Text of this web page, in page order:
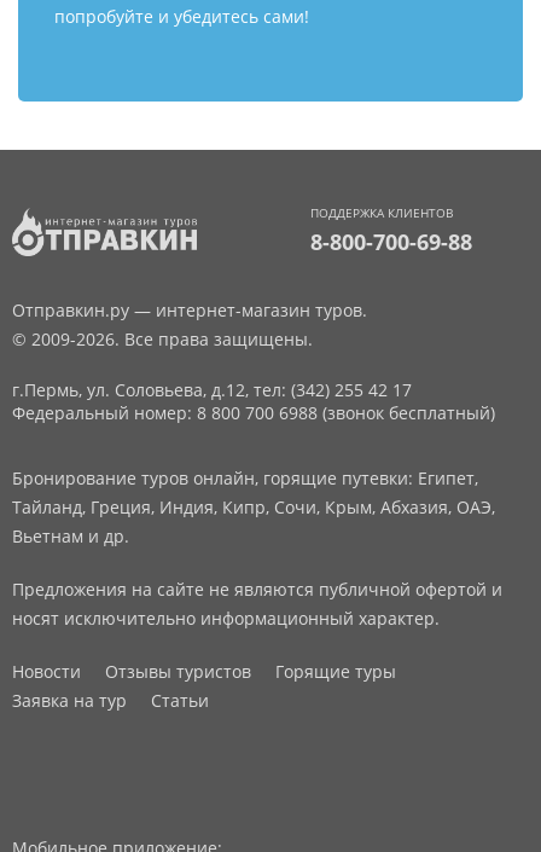
попробуйте и убедитесь сами!
ПОДДЕРЖКА КЛИЕНТОВ
8-800-700-69-88
Отправкин.ру — интернет-магазин туров.
© 2009-2026. Все права защищены.
г.Пермь, ул. Соловьева, д.12, тел: (342) 255 42 17
Федеральный номер: 8 800 700 6988 (звонок бесплатный)
Бронирование туров онлайн, горящие путевки: Египет,
Тайланд, Греция, Индия, Кипр, Сочи, Крым, Абхазия, ОАЭ,
Вьетнам и др.
Предложения на сайте не являются публичной офертой и
носят исключительно информационный характер.
Новости Отзывы туристов
Горящие туры
Заявка на тур
Статьи